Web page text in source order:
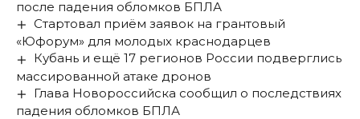
после падения обломков БПЛА
Стартовал приём заявок на грантовый
«Юфорум» для молодых краснодарцев
Кубань и ещё 17 регионов России подверглись
массированной атаке дронов
Глава Новороссийска сообщил о последствиях
падения обломков БПЛА